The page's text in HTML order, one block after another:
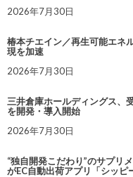
2026年7月30日
椿本チエイン／再生可能エネ
現を加速
2026年7月30日
三井倉庫ホールディングス、
を開発・導入開始
2026年7月30日
“独自開発こだわり”のサプリ
がEC自動出荷アプリ「シッピ